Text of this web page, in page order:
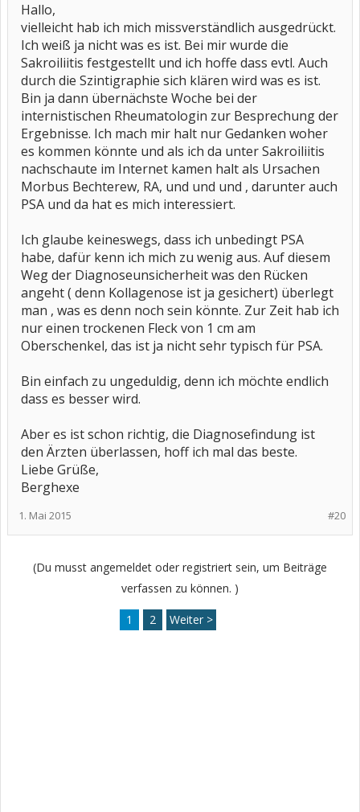
Hallo,
vielleicht hab ich mich missverständlich ausgedrückt.
Ich weiß ja nicht was es ist. Bei mir wurde die
Sakroiliitis festgestellt und ich hoffe dass evtl. Auch
durch die Szintigraphie sich klären wird was es ist.
Bin ja dann übernächste Woche bei der
internistischen Rheumatologin zur Besprechung der
Ergebnisse. Ich mach mir halt nur Gedanken woher
es kommen könnte und als ich da unter Sakroiliitis
nachschaute im Internet kamen halt als Ursachen
Morbus Bechterew, RA, und und und , darunter auch
PSA und da hat es mich interessiert.
Ich glaube keineswegs, dass ich unbedingt PSA
habe, dafür kenn ich mich zu wenig aus. Auf diesem
Weg der Diagnoseunsicherheit was den Rücken
angeht ( denn Kollagenose ist ja gesichert) überlegt
man , was es denn noch sein könnte. Zur Zeit hab ich
nur einen trockenen Fleck von 1 cm am
Oberschenkel, das ist ja nicht sehr typisch für PSA.
Bin einfach zu ungeduldig, denn ich möchte endlich
dass es besser wird.
Aber es ist schon richtig, die Diagnosefindung ist
den Ärzten überlassen, hoff ich mal das beste.
Liebe Grüße,
Berghexe
#20
1. Mai 2015
(Du musst angemeldet oder registriert sein, um Beiträge
verfassen zu können. )
1 2 Weiter >